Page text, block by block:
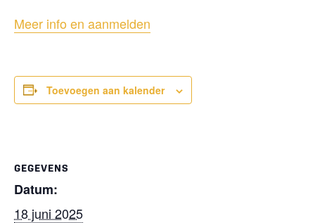
Meer info en aanmelden
Toevoegen aan kalender
GEGEVENS
Datum:
18 juni 2025